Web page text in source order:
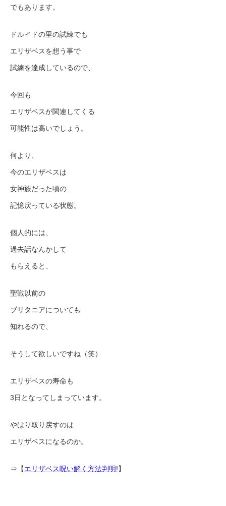
でもあります。
ドルイドの里の試練でも
エリザベスを想う事で
試練を達成しているので、
今回も
エリザベスが関連してくる
可能性は高いでしょう。
何より、
今のエリザベスは
女神族だった頃の
記憶戻っている状態。
個人的には、
過去話なんかして
もらえると、
聖戦以前の
ブリタニアについても
知れるので、
そうして欲しいですね（笑）
エリザベスの寿命も
3日となってしまっています。
やはり取り戻すのは
エリザベスになるのか。
⇒【エリザベス呪い解く方法判明!】